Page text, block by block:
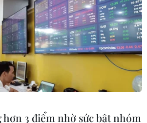
Tri Tôn, tỉnh An Giang, thu hút
trong và ngoài tỉnh đến tham dự.
3 điểm nhờ sức bật nhóm